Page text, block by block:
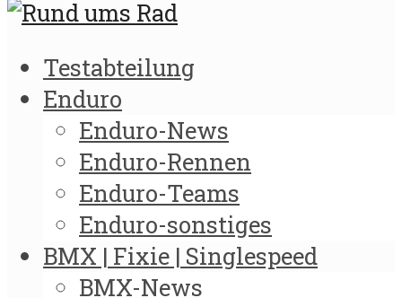
Testabteilung
Enduro
Enduro-News
Enduro-Rennen
Enduro-Teams
Enduro-sonstiges
BMX | Fixie | Singlespeed
BMX-News